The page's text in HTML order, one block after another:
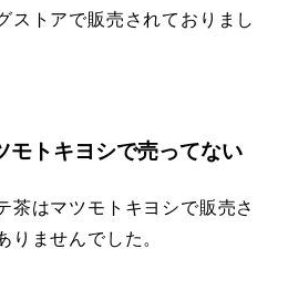
ストアで販売されておりまし
モトキヨシで売ってない
茶はマツモトキヨシで販売さ
りませんでした。